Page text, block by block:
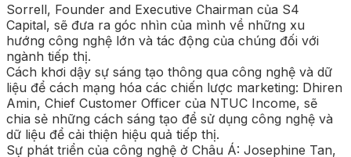
Sorrell, Founder and Executive Chairman của S4
Capital, sẽ đưa ra góc nhìn của mình về những xu
hướng công nghệ lớn và tác động của chúng đối với
ngành tiếp thị.
Cách khơi dậy sự sáng tạo thông qua công nghệ và dữ
liệu để cách mạng hóa các chiến lược marketing: Dhiren
Amin, Chief Customer Officer của NTUC Income, sẽ
chia sẻ những cách sáng tạo để sử dụng công nghệ và
dữ liệu để cải thiện hiệu quả tiếp thị.
Sự phát triển của công nghệ ở Châu Á: Josephine Tan,